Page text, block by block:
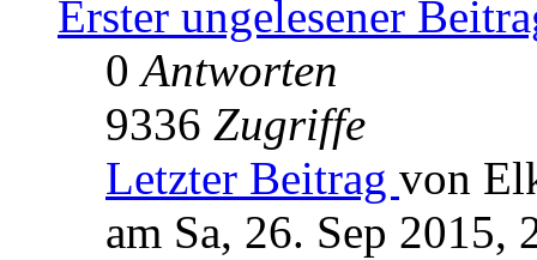
Erster ungelesener
0Antworten
9336 Zugriffe
Letzter Beitrag von
am Sa, 26. Sep 2015,